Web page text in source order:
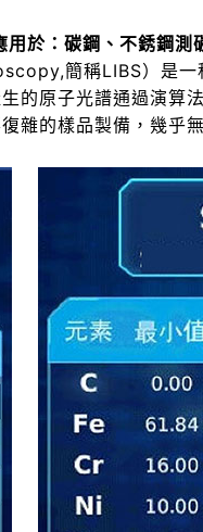
於：碳鋼、不銹鋼測
簡稱LIBS）是一
的原子光譜通過演算
雜的樣品製備，幾乎